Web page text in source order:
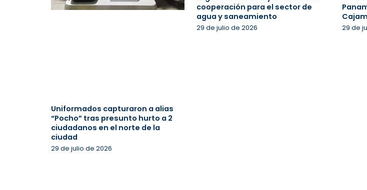
Uniformados capturaron a alias
“Pocho” tras presunto hurto a 2
ciudadanos en el norte de la
ciudad
29 de julio de 2026
cooperación para el sector de
agua y saneamiento
29 de julio de 2026 29 de